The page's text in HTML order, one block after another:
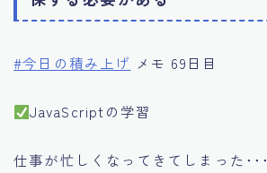
#今日の積み上げ メモ 69日目
JavaScriptの学習
仕事が忙しくなってきてしまった･･･